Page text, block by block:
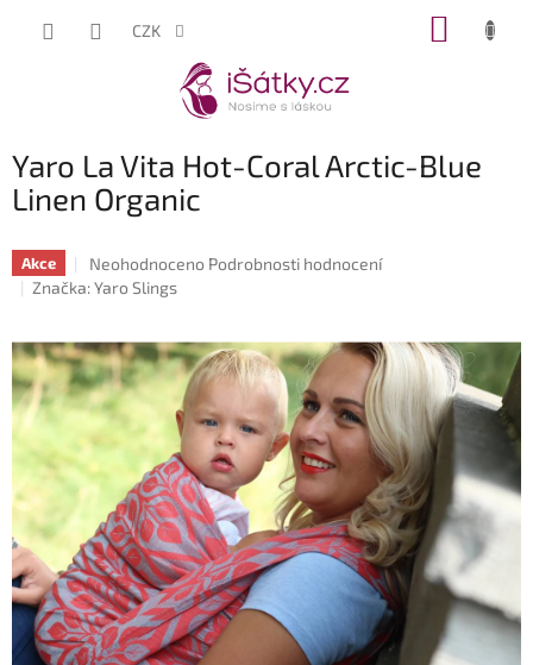
CZK
Yaro La Vita Hot-Coral Arctic-Blue
Linen Organic
Akce
Průměrné
hodnocení
0,0
z
5
hvězdiček.
Neohodnoceno Podrobnosti hodnocení
Značka:Yaro Slings